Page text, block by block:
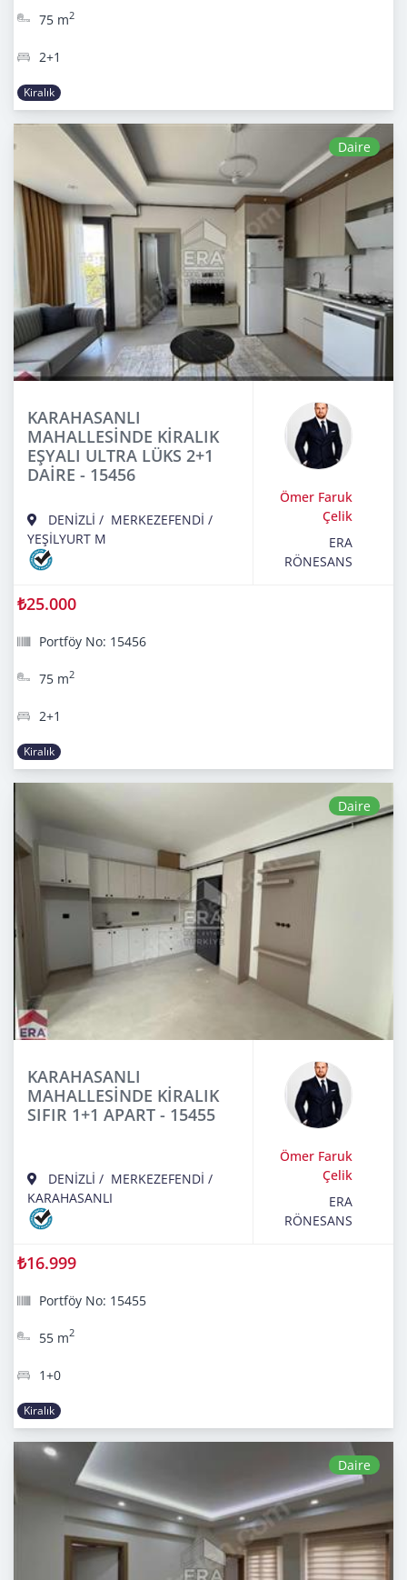
75 m2
2+1
Kiralık
Daire
KARAHASANLI
MAHALLESİNDE KİRALIK
EŞYALI ULTRA LÜKS 2+1
DAİRE - 15456
DENİZLİ / MERKEZEFENDİ /
YEŞİLYURT M
Ömer Faruk
Çelik
ERA
RÖNESANS
₺25.000
Portföy No: 15456
75 m2
2+1
Kiralık
Daire
KARAHASANLI
MAHALLESİNDE KİRALIK
SIFIR 1+1 APART - 15455
DENİZLİ / MERKEZEFENDİ /
KARAHASANLI
Ömer Faruk
Çelik
ERA
RÖNESANS
₺16.999
Portföy No: 15455
55 m2
1+0
Kiralık
Daire